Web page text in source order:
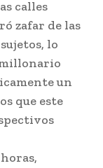
calles
zafar de las
lo
un
que este